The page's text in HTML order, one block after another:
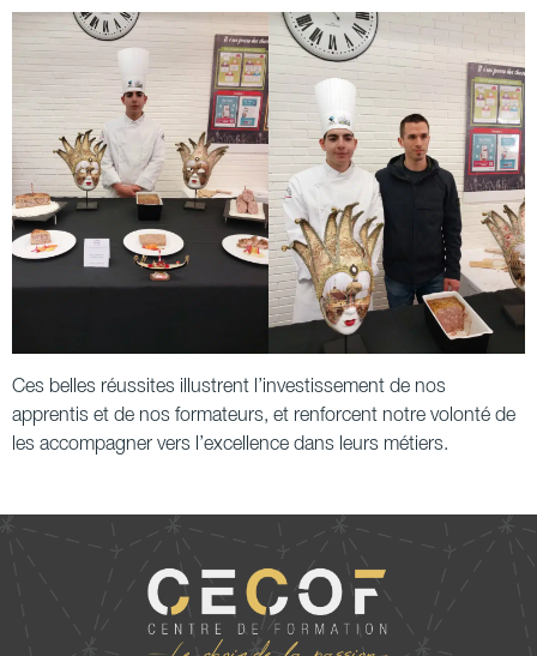
Ces belles réussites illustrent l’investissement de nos
apprentis et de nos formateurs, et renforcent notre volonté de
les accompagner vers l’excellence dans leurs métiers.